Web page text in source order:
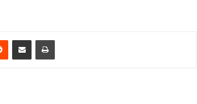
Reddit Share via Email Print